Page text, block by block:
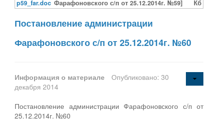
p59_far.doc Фарафоновского с/п от 25.12.2014г. №59] Кб
Постановление администрации
Фарафоновского с/п от 25.12.2014г. №60
Информация о материале
Опубликовано: 30
декабря 2014
Постановление администрации Фарафоновского с/п от
25.12.2014г. №60